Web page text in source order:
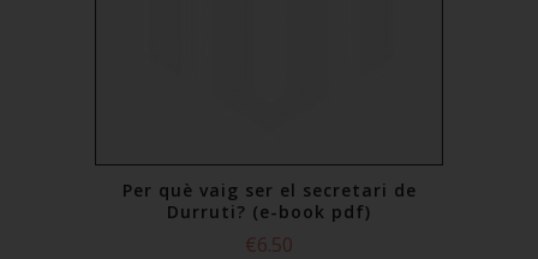
Per què vaig ser el secretari de
Durruti? (e-book pdf)
€6.50